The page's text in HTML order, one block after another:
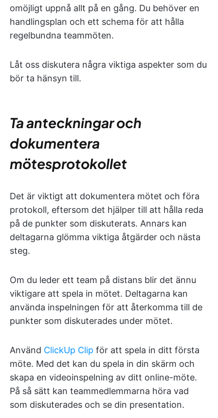
omöjligt uppnå allt på en gång. Du behöver en
handlingsplan och ett schema för att hålla
regelbundna teammöten.
Låt oss diskutera några viktiga aspekter som du
bör ta hänsyn till.
Ta anteckningar och
dokumentera
mötesprotokollet
Det är viktigt att dokumentera mötet och föra
protokoll, eftersom det hjälper till att hålla reda
på de punkter som diskuterats. Annars kan
deltagarna glömma viktiga åtgärder och nästa
steg.
Om du leder ett team på distans blir det ännu
viktigare att spela in mötet. Deltagarna kan
använda inspelningen för att återkomma till de
punkter som diskuterades under mötet.
Använd ClickUp Clip för att spela in ditt första
möte. Med det kan du spela in din skärm och
skapa en videoinspelning av ditt online-möte.
På så sätt kan teammedlemmarna höra vad
som diskuterades och se din presentation.